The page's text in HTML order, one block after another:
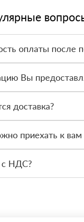
оплаты после
Вы
доставка?
которые
приехать к вам
с НДС?